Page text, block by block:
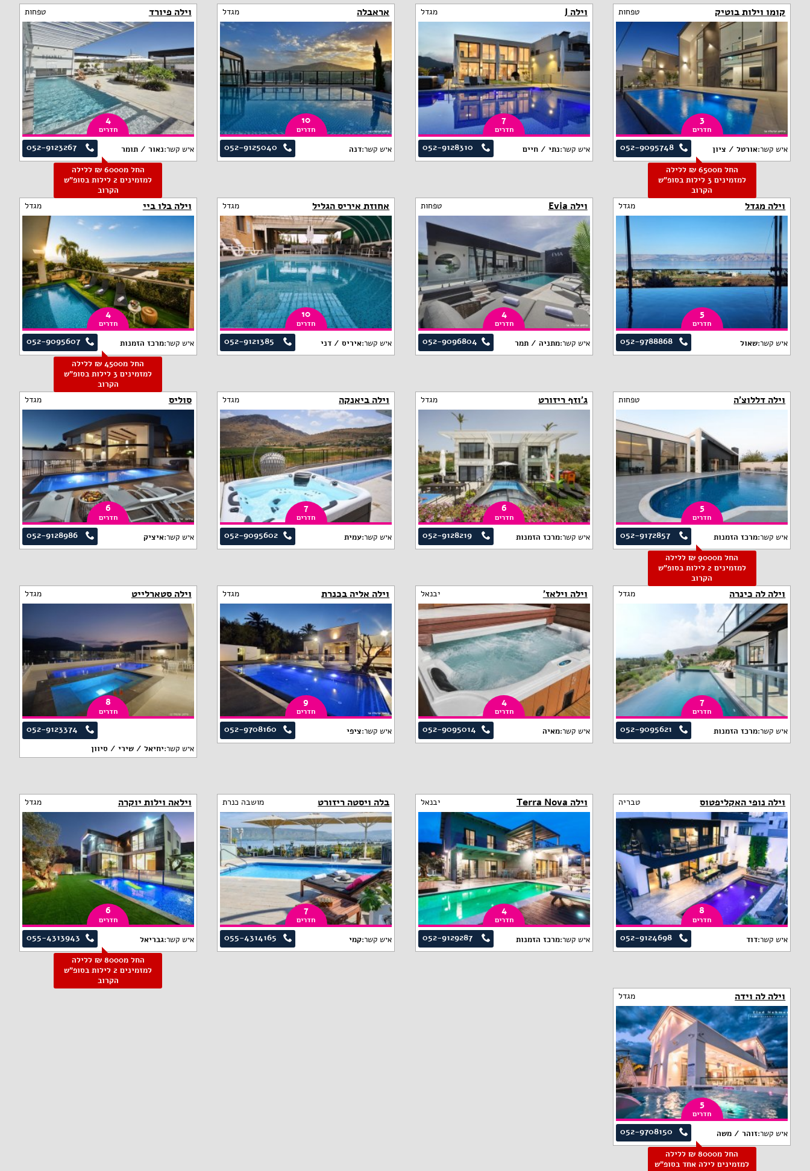
קומו וילות בוטיק טפחות
3
חדרים
052-9095748 איש קשר:אורטל / ציון
החל מ6500 ₪ ללילה
למזמינים 3 לילות בסופ"ש
הקרוב
וילה J מגדל
7
חדרים
052-9128310 איש קשר:נתי / חיים
אראבלה מגדל
10
חדרים
052-9125040 איש קשר:דנה
וילה פיורד טפחות
4
חדרים
052-9123267 איש קשר:נאור / תומר
החל מ6000 ₪ ללילה
למזמינים 2 לילות בסופ"ש
הקרוב
וילה מגדל מגדל
5
חדרים
052-9788868 איש קשר:שאול
וילה Evia טפחות
4
חדרים
052-9096804 איש קשר:מתניה / תמר
אחוזת איריס הגליל מגדל
10
חדרים
052-9121385 איש קשר:איריס / דני
וילה בלו ביי מגדל
4
חדרים
052-9095607 איש קשר:מרכז הזמנות
החל מ4500 ₪ ללילה
למזמינים 3 לילות בסופ"ש
הקרוב
וילה דללוצ'ה טפחות
5
חדרים
052-9172857 איש קשר:מרכז הזמנות
החל מ9000 ₪ ללילה
למזמינים 2 לילות בסופ"ש
הקרוב
ג'וזף ריזורט מגדל
6
חדרים
052-9128219 איש קשר:מרכז הזמנות
וילה ביאנקה מגדל
7
חדרים
052-9095602 איש קשר:עמית
סוליס מגדל
6
חדרים
052-9128986 איש קשר:איציק
וילה לה כינרה מגדל
7
חדרים
052-9095621 איש קשר:מרכז הזמנות
וילה וילאז' יבנאל
4
חדרים
052-9095014 איש קשר:מאיה
וילה אליה בכנרת מגדל
9
חדרים
052-9708160 איש קשר:ציפי
וילה סטארלייט מגדל
8
חדרים
052-9123374
איש קשר:יחיאל / שירי / סיוון
וילה נופי האקליפטוס טבריה
8
חדרים
052-9124698 איש קשר:דוד
וילה Terra Nova יבנאל
4
חדרים
052-9129287 איש קשר:מרכז הזמנות
בלה ויסטה ריזורט מושבה כנרת
7
חדרים
055-4314165 איש קשר:קמי
וילאה וילות יוקרה מגדל
6
חדרים
055-4313943 איש קשר:גבריאל
החל מ8000 ₪ ללילה
למזמינים 2 לילות בסופ"ש
הקרוב
וילה לה וידה מגדל
5
חדרים
052-9708150 איש קשר:זוהר / משה
החל מ8000 ₪ ללילה
למזמינים לילה אחד בסופ"ש